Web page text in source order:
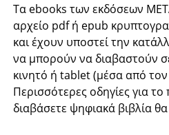
Τα ebooks των εκδόσεων
αρχείο pdf ή epub
και έχουν υποστεί την
να μπορούν να διαβαστούν
κινητό ή tablet (μέσα από
Περισσότερες οδηγίες για
διαβάσετε ψηφιακά βιβλία θα